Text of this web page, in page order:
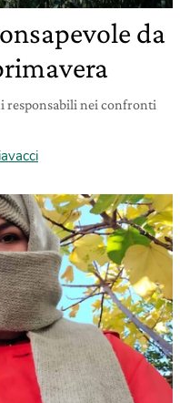
da
responsabili nei confronti